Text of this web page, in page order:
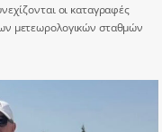
οι καταγραφές
μετεωρολογικών σταθμών